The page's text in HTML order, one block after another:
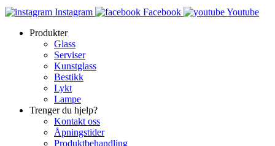
Instagram Facebook
Youtube
Produkter
Glass
Serviser
Kunstglass
Bestikk
Lykt
Lampe
Trenger du hjelp?
Kontakt oss
Åpningstider
Produktbehandling